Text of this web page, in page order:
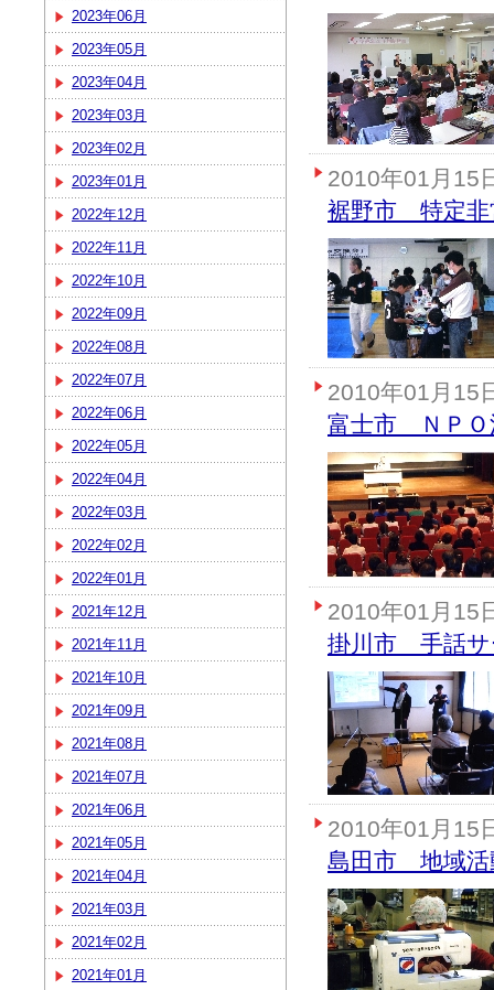
2023年06月
2023年05月
2023年04月
2023年03月
2023年02月
2023年01月
2022年12月
2022年11月
2022年10月
2022年09月
2022年08月
2022年07月
2022年06月
2022年05月
2022年04月
2022年03月
2022年02月
2022年01月
2021年12月
2021年11月
2021年10月
2021年09月
2021年08月
2021年07月
2021年06月
2021年05月
2021年04月
2021年03月
2021年02月
2021年01月
2010年01月15
裾野市 特定非
2010年01月15
富士市 ＮＰＯ
2010年01月15
掛川市 手話サ
2010年01月15
島田市 地域活